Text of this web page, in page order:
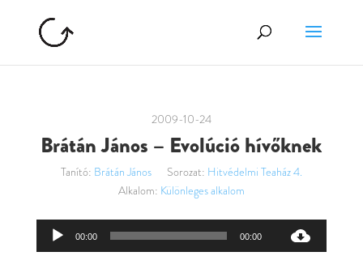
2009-10-24
Brátán János – Evolúció hívőknek
Tanító: Brátán János Sorozat: Hitvédelmi Teaház 4.
Alkalom: Különleges alkalom
Audió
00:00 00:00